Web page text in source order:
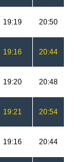
19:19 20:50
19:16 20:44
19:20 20:48
19:21 20:54
19:16 20:44